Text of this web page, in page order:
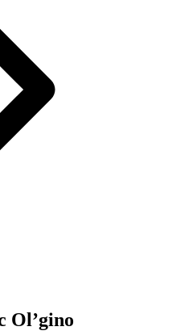
Ol’gino